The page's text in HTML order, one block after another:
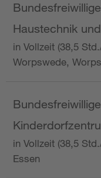
Haustechnik
in Vollzeit (38,5
Worpswede,
in Vollzeit (38,5
Essen